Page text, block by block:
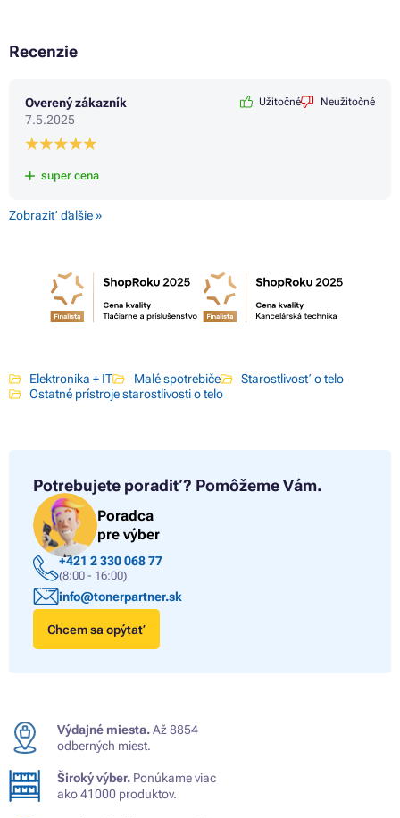
Recenzie
Overený zákazník
7.5.2025
Užitočné Neužitočné
super cena
Zobraziť ďalšie »
Elektronika + IT Malé spotrebiče
Starostlivosť o telo
Ostatné prístroje starostlivosti o telo
Potrebujete poradiť? Pomôžeme Vám.
Poradca
pre výber
+421 2 330 068 77
(8:00 - 16:00)
info@tonerpartner.sk
Chcem sa opýtať
Výdajné miesta.Až 8854
odberných miest.
Široký výber. Ponúkame viac
ako 41000 produktov.